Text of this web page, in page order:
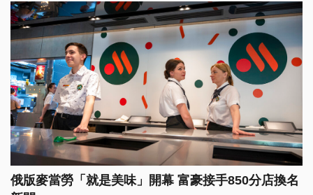
俄版麥當勞「就是美味」開幕 富豪接手850分店換名